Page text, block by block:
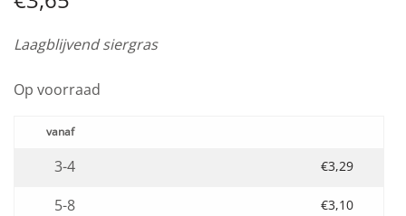
Laagblijvend siergras
Op voorraad
3-4 €3,29
5-8 €3,10